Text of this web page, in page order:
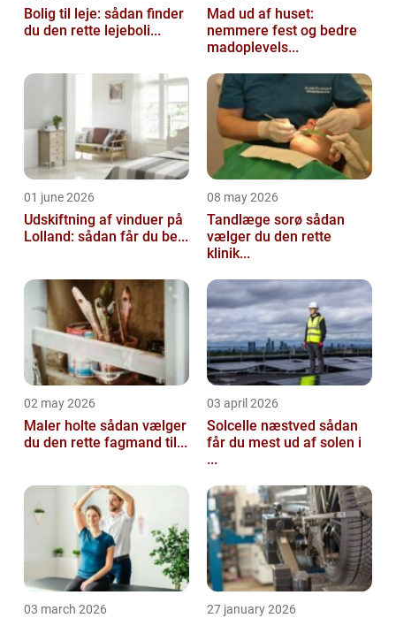
Bolig til leje: sådan finder
du den rette lejeboli...
Mad ud af huset:
nemmere fest og bedre
madoplevels...
01 june 2026
Udskiftning af vinduer på
Lolland: sådan får du be...
08 may 2026
Tandlæge sorø sådan
vælger du den rette
klinik...
02 may 2026
Maler holte sådan vælger
du den rette fagmand til...
03 april 2026
Solcelle næstved sådan
får du mest ud af solen i
...
03 march 2026 27 january 2026